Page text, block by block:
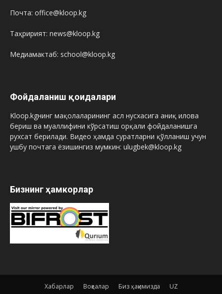
Почта: office@kloop.kg
Таҳририят: news@kloop.kg
Медиамактаб: school@kloop.kg
Фойдаланиш қоидалари
Kloop.kgнинг мақолаларининг асл нусхасига аниқ илова
бериш ва муаллифини кўрсатиш орқали фойдаланишга
рухсат берилади. Видео ҳамда суратларни қўлланиш учун
ушбу почтага ёзишингиз мумкин: ulugbek@kloop.kg
Бизнинг ҳамкорлар
Хабарлар Воқеалар Биз ҳақимизда UZ